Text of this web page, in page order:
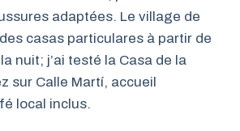
adaptées. Le village de
casas particulares à partir de
nuit; j’ai testé la Casa de la
sur Calle Martí, accueil
local inclus.